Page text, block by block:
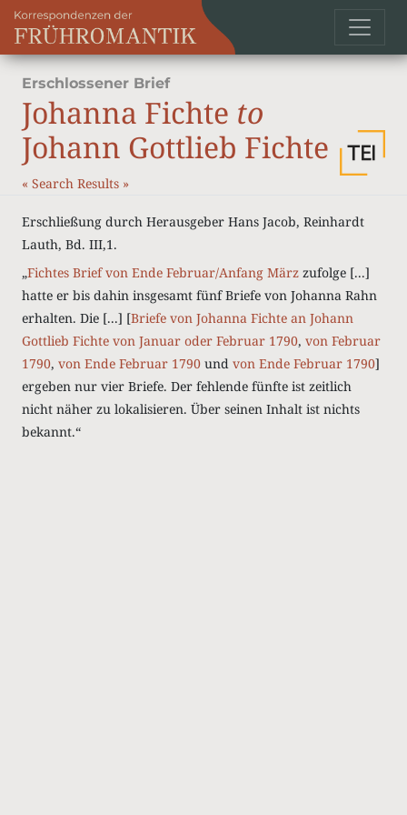
Erschlossener Brief
Johanna Fichte to
Johann Gottlieb Fichte
« Search Results »
Erschließung durch Herausgeber Hans Jacob, Reinhardt
Lauth, Bd. III,1.
„Fichtes Brief von Ende Februar/Anfang März zufolge [...]
hatte er bis dahin insgesamt fünf Briefe von Johanna Rahn
erhalten. Die [...] [Briefe von Johanna Fichte an Johann
Gottlieb Fichte von Januar oder Februar 1790, von Februar
1790, von Ende Februar 1790 und von Ende Februar 1790]
ergeben nur vier Briefe. Der fehlende fünfte ist zeitlich
nicht näher zu lokalisieren. Über seinen Inhalt ist nichts
bekannt.“